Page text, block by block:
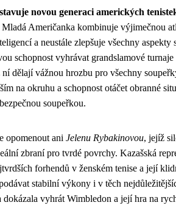
novou generaci amerických
Američanka kombinuje výjimečnou
a neustále zlepšuje všechny aspekty
schopnost vyhrávat grandslamové
dělají vážnou hrozbu pro všechny
na okruhu a schopnost otáčet obranné
soupeřkou.
opomenout ani Jelenu Rybakinovou, jejíž
zbraní pro tvrdé povrchy. Kazašská
forhendů v ženském tenise a její
stabilní výkony i v těch
dokázala vyhrát Wimbledon a její hra na